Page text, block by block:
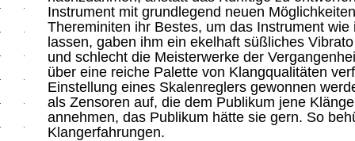
Instrument mit grundlegend neuen
Thereminiten ihr Bestes, um das Instrument
lassen, gaben ihm ein ekelhaft süßliches
und schlecht die Meisterwerke der
über eine reiche Palette von Klangqualitäten
Einstellung eines Skalenreglers gewonnen
als Zensoren auf, die dem Publikum jene
annehmen, das Publikum hätte sie gern. So
Klangerfahrungen.